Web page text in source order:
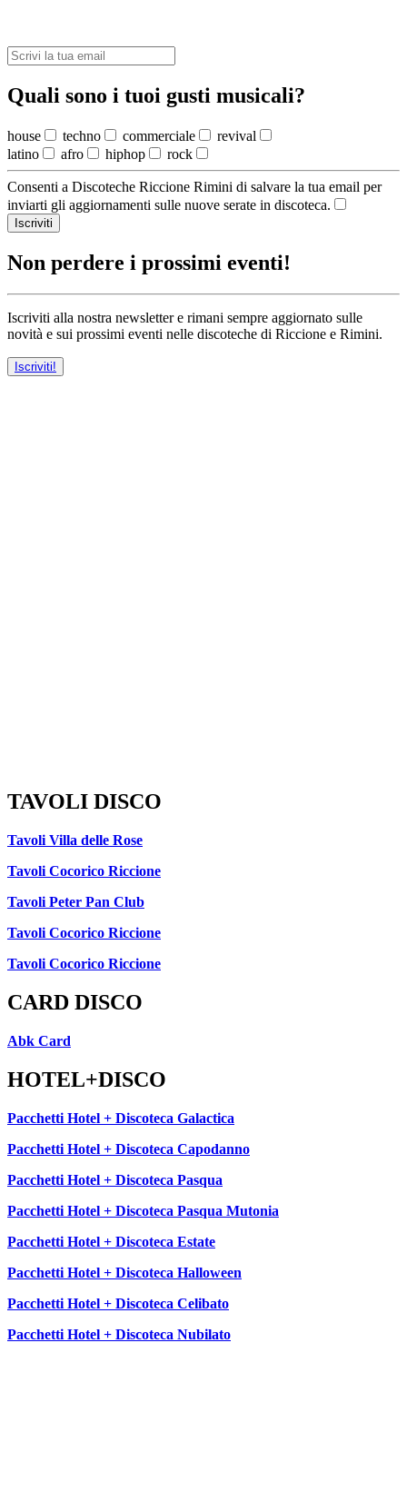
Quali sono i tuoi gusti musicali?
house techno commerciale
revival
latino
afro hiphop rock
Consenti a Discoteche Riccione Rimini di salvare la tua email per
inviarti gli aggiornamenti sulle nuove serate in discoteca.
Iscriviti
Non perdere i prossimi eventi!
Iscriviti alla nostra newsletter e rimani sempre aggiornato sulle
novità e sui prossimi eventi nelle discoteche di Riccione e Rimini.
Iscriviti!
TAVOLI DISCO
Tavoli Villa delle Rose
Tavoli Cocorico Riccione
Tavoli Peter Pan Club
Tavoli Cocorico Riccione
Tavoli Cocorico Riccione
CARD DISCO
Abk Card
HOTEL+DISCO
Pacchetti Hotel + Discoteca Galactica
Pacchetti Hotel + Discoteca Capodanno
Pacchetti Hotel + Discoteca Pasqua
Pacchetti Hotel + Discoteca Pasqua Mutonia
Pacchetti Hotel + Discoteca Estate
Pacchetti Hotel + Discoteca Halloween
Pacchetti Hotel + Discoteca Celibato
Pacchetti Hotel + Discoteca Nubilato